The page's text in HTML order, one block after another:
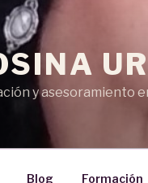
y asesoramiento
Blog Formación